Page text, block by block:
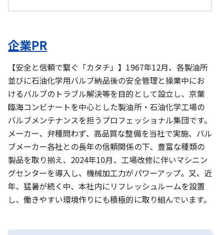
企業PR
【安全と信頼で繋ぐ「カタチ」】1967年12月、各製油所
並びに石油化学用バルブ納品後の安全管理と操業中にお
けるバルブのトラブル解決等を目的として設立し、京葉
臨海コンビナートを中心とした製油所・石油化学工場の
バルブメンテナンスを担うプロフェッショナル集団です。
メーカー、弁種問わず、高品質な整備を当社で実施、バル
ブメーカー各社との長年の信頼関係の下、豊富な種類の
製品を取り揃え、2024年10月、工場改修に伴いマシニン
グセンターを導入し、機械加工力がパワーアップ。又、近
年、猛暑が続く中、本社内にリフレッシュルームを設置
し、働きやすい環境作りにも積極的に取り組んでいます。